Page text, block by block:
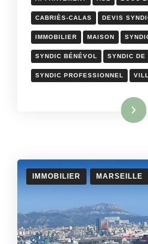
CABRIÈS-CALAS DEVIS
IMMOBILIER MAISON
SYNDIC BÉNÉVOL SYNDIC DE
SYNDIC PROFESSIONNEL
Lire la suite
IMMOBILIER MARSEILLE